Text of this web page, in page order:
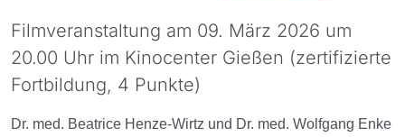
Filmveranstaltung am 09. März 2026 um
20.00 Uhr im Kinocenter Gießen (zertifizierte
Fortbildung, 4 Punkte)
Dr. med. Beatrice Henze-Wirtz und Dr. med. Wolfgang Enke